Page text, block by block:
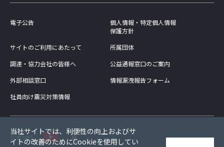
電子公告
個人情報・特定個人情報
保護方針
サイトのご利用にあたって
所属団体
調達・協力会社の皆様へ
公益通報窓口のご案内
外部相談窓口
情報漏洩報告フォーム
社員向け震災対策情報
公式SNS
当社サイトでは、利便性の向上およびサ
イトの改善のためにCookieを使用してい